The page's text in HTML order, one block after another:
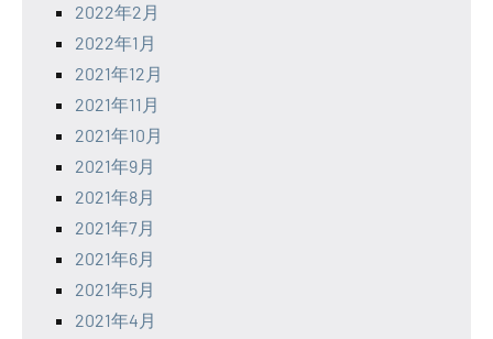
2022年2月
2022年1月
2021年12月
2021年11月
2021年10月
2021年9月
2021年8月
2021年7月
2021年6月
2021年5月
2021年4月